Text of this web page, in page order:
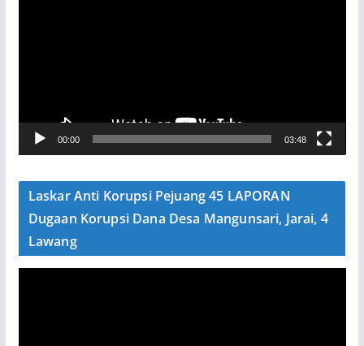
V
e
00:00 03:48
Laskar Anti Korupsi Pejuang 45 LAPORAN
Dugaan Korupsi Dana Desa Mangunsari, Jarai, 4
Lawang